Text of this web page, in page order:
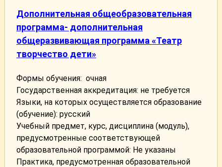
Дополнительная общеобразовательная
программа- дополнительная
общеразвивающая программа «Театр
творчество дети»
Формы обучения: очная
Государственная аккредитация: не требуется
Языки, на которых осуществляется образование
(обучение): русский
Учебный предмет, курс, дисциплина (модуль),
предусмотренные соответствующей
образовательной программой: Не указаны
Практика, предусмотренная образовательной